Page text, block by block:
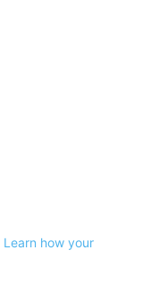
Learn how your